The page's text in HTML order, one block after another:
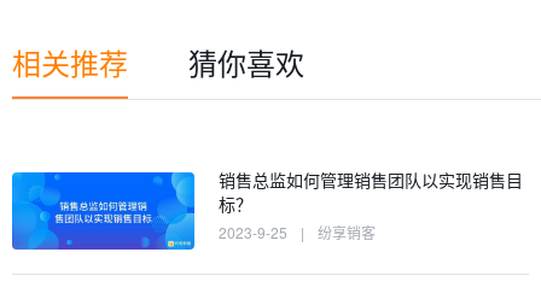
相关推荐 猜你喜欢
销售总监如何管理销售团队以实现销售目
标？
2023-9-25 | 纷享销客